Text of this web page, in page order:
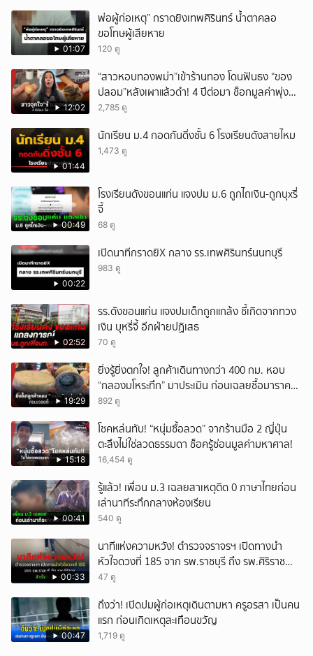
01:07
พ่อผู้ก่อเหตุ” กราดยิงเทพศิรินทร์ น้ำตาคลอ
ขอโทษผู้เสียหาย
120 ดู
12:02
“สาวหอบทองพม่า”เข้าร้านทอง โดนฟันธง “ของ
ปลอม”หลังเผาแล้วดำ! 4 ปีต่อมา ช็อกมูลค่าพุ่ง
มหาศาล!
2,785 ดู
01:44
นักเรียน ม.4 กอดกันดิ่งชั้น 6 โรงเรียนดังสายไหม
1,473 ดู
00:49
โรงเรียนดังขอนแก่น แจงปม ม.6 ถูกไถเงิน-ถูกบุxรี่
จี้
68 ดู
00:22
เปิดนาทีกราดยิX กลาง รร.เทพศิรินทร์นนทบุรี
983 ดู
02:52
รร.ดังขอนแก่น แจงปมเด็กถูกแกล้ง ชี้เกิดจากทวง
เงิน บุหรี่จี้ อีกฝ่ายปฏิเสธ
70 ดู
19:29
ยิ่งรู้ยิ่งตกใจ! ลูกค้าเดินทางกว่า 400 กม. หอบ
“กลองมโหระทึก” มาประเมิน ก่อนเฉลยซื้อมาราคา
เท่าไหร่?
892 ดู
15:18
โชคหล่นทับ! “หนุ่มซื้อลวด” จากร้านมือ 2 ญี่ปุ่น
ตะลึงไม่ใช่ลวดธรรมดา ช็อครู้ซ่อนมูลค่ามหาศาล!
16,454 ดู
00:41
รู้แล้ว! เพื่อน ม.3 เฉลยสาเหตุติด 0 ภาษาไทยก่อน
เล่านาทีระทึกกลางห้องเรียน
540 ดู
00:33
นาทีแห่งความหวัง! ตำรวจจราจรฯ เปิดทางนำ
หัวใจดวงที่ 185 จาก รพ.ราชบุรี ถึง รพ.ศิริราช
สำเร็จใน 48 นาที
47 ดู
00:47
ถึงว่า! เปิดปมผู้ก่อเหตุเดินตามหา ครูอรสา เป็นคน
แรก ก่อนเกิดเหตุสะเทือนขวัญ
1,719 ดู